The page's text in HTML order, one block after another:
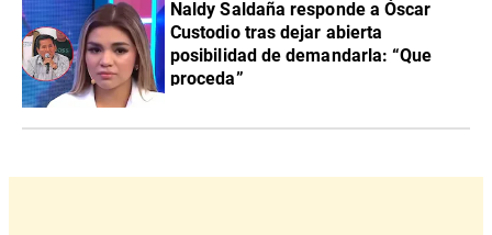
Naldy Saldaña responde a Óscar
Custodio tras dejar abierta
posibilidad de demandarla: “Que
proceda”